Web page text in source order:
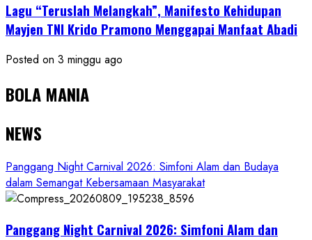
Lagu “Teruslah Melangkah”, Manifesto Kehidupan
Mayjen TNI Krido Pramono Menggapai Manfaat Abadi
Posted on 3 minggu ago
BOLA MANIA
NEWS
Panggang Night Carnival 2026: Simfoni Alam dan Budaya
dalam Semangat Kebersamaan Masyarakat
Panggang Night Carnival 2026: Simfoni Alam dan